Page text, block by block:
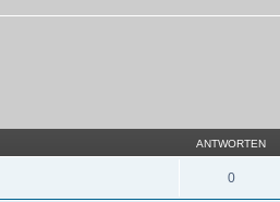
ANTWORTEN
0